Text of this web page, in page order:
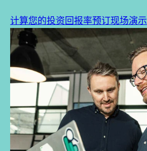
计算您的投资回报率预订现场演示